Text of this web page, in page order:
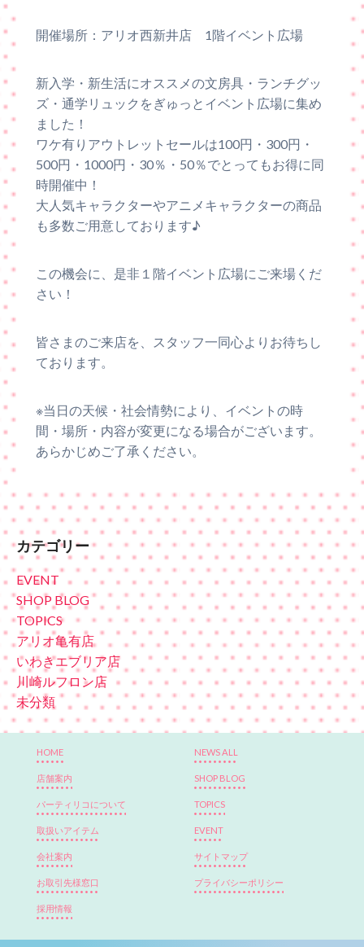
開催場所：アリオ西新井店 1階イベント広場
新入学・新生活にオススメの文房具・ランチグッ
ズ・通学リュックをぎゅっとイベント広場に集め
ました！
ワケ有りアウトレットセールは100円・300円・
500円・1000円・30％・50％でとってもお得に同
時開催中！
大人気キャラクターやアニメキャラクターの商品
も多数ご用意しております♪
この機会に、是非１階イベント広場にご来場くだ
さい！
皆さまのご来店を、スタッフ一同心よりお待ちし
ております。
※当日の天候・社会情勢により、イベントの時
間・場所・内容が変更になる場合がございます。
あらかじめご了承ください。
カテゴリー
EVENT
SHOP BLOG
TOPICS
アリオ亀有店
いわきエブリア店
川崎ルフロン店
未分類
HOME
店舗案内
パーティリコについて
取扱いアイテム
会社案内
お取引先様窓口
採用情報
NEWS ALL
SHOP BLOG
TOPICS
EVENT
サイトマップ
プライバシーポリシー